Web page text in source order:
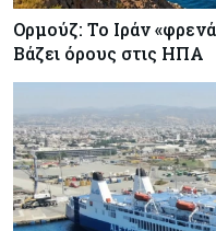
Ορμούζ: Το Ιράν
Βάζει όρους στις ΗΠΑ